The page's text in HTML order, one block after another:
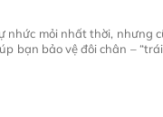
nhức mỏi nhất thời, nhưng
bạn bảo vệ đôi chân –